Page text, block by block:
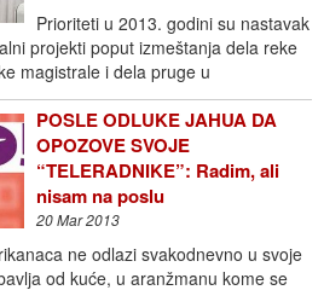
Prioriteti u 2013. godini su nastavak
projekti poput izmeštanja dela reke
magistrale i dela pruge u
POSLE ODLUKE JAHUA DA
OPOZOVE SVOJE
“TELERADNIKE”: Radim, ali
nisam na poslu
20 Mar 2013
ne odlazi svakodnevno u svoje
od kuće, u aranžmanu kome se